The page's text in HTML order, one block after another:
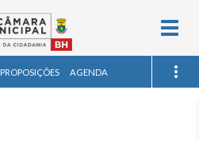
PROPOSIÇÕES AGENDA